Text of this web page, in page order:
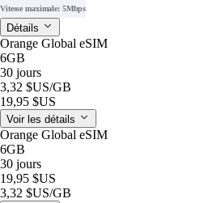
Vitesse maximale: 5Mbps
Détails
Orange Global eSIM
6GB
30 jours
3,32 $US/GB
19,95 $US
Voir les détails
Orange Global eSIM
6GB
30 jours
19,95 $US
3,32 $US/GB